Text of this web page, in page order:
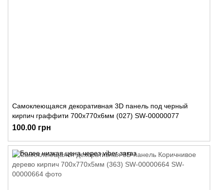
Самоклеющаяся декоративная 3D панель под черный
кирпич граффити 700x770x6мм (027) SW-00000077
100.00 грн